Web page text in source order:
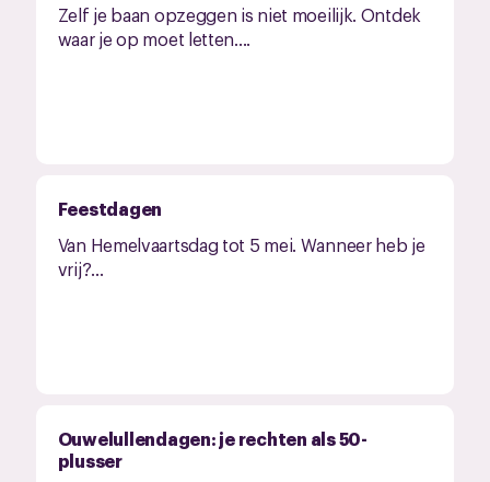
Zelf je baan opzeggen is niet moeilijk. Ontdek
waar je op moet letten....
Feestdagen
Van Hemelvaartsdag tot 5 mei. Wanneer heb je
vrij?...
Ouwelullendagen: je rechten als 50-
plusser